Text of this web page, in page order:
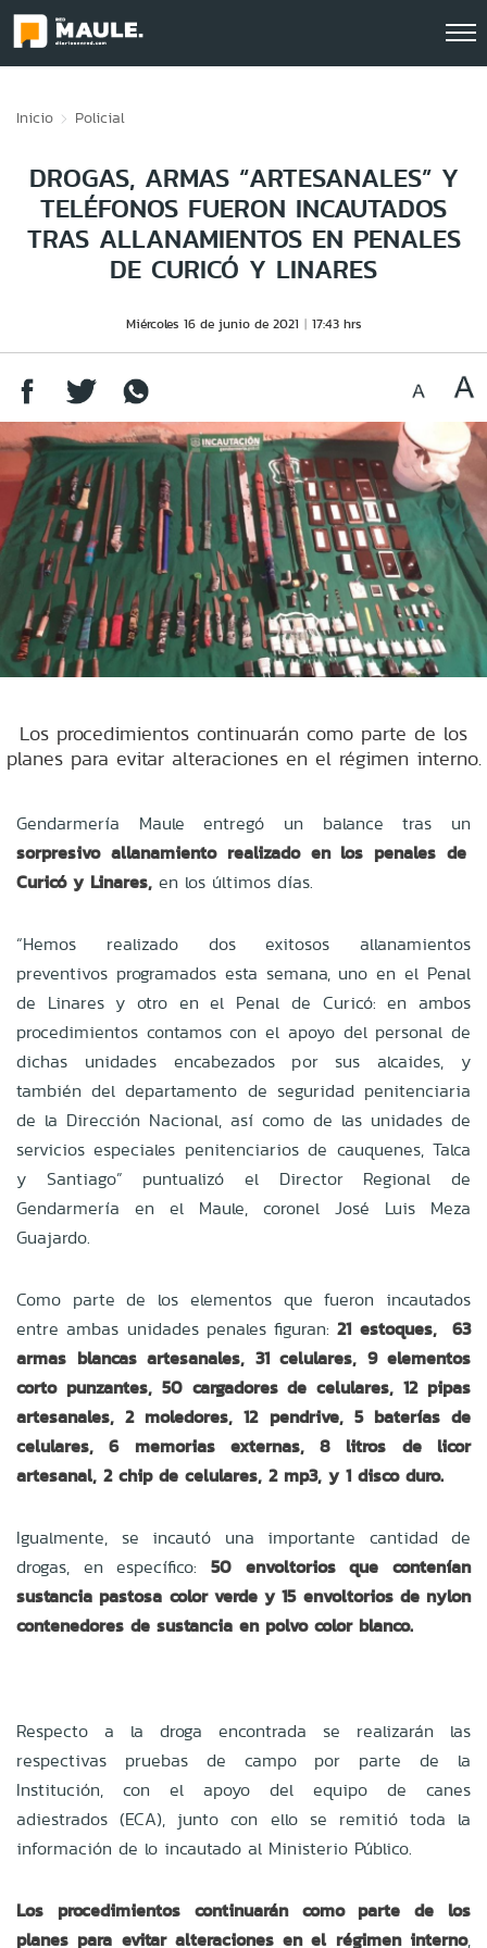
Inicio Policial
DROGAS, ARMAS “ARTESANALES” Y
TELÉFONOS FUERON INCAUTADOS
TRAS ALLANAMIENTOS EN PENALES
DE CURICÓ Y LINARES
Miércoles 16 de junio de 2021 17:43 hrs
Los procedimientos continuarán como parte de los
planes para evitar alteraciones en el régimen interno.
Gendarmería Maule entregó un balance tras un
sorpresivo allanamiento realizado en los penales de
Curicó y Linares, en los últimos días.
“Hemos realizado dos exitosos allanamientos
preventivos programados esta semana, uno en el Penal
de Linares y otro en el Penal de Curicó: en ambos
procedimientos contamos con el apoyo del personal de
dichas unidades encabezados por sus alcaides, y
también del departamento de seguridad penitenciaria
de la Dirección Nacional, así como de las unidades de
servicios especiales penitenciarios de cauquenes, Talca
y Santiago” puntualizó el Director Regional de
Gendarmería en el Maule, coronel José Luis Meza
Guajardo.
Como parte de los elementos que fueron incautados
entre ambas unidades penales figuran:21 estoques, 63
armas blancas artesanales, 31 celulares, 9 elementos
corto punzantes, 50 cargadores de celulares, 12 pipas
artesanales, 2 moledores, 12 pendrive, 5 baterías de
celulares, 6 memorias externas, 8 litros de licor
artesanal, 2 chip de celulares, 2 mp3, y 1 disco duro.
Igualmente, se incautó una importante cantidad de
drogas, en específico: 50 envoltorios que contenían
sustancia pastosa color verde y 15 envoltorios de nylon
contenedores de sustancia en polvo color blanco.
Respecto a la droga encontrada se realizarán las
respectivas pruebas de campo por parte de la
Institución, con el apoyo del equipo de canes
adiestrados (ECA), junto con ello se remitió toda la
información de lo incautado al Ministerio Público.
Los procedimientos continuarán como parte de los
planes para evitar alteraciones en el régimen interno,